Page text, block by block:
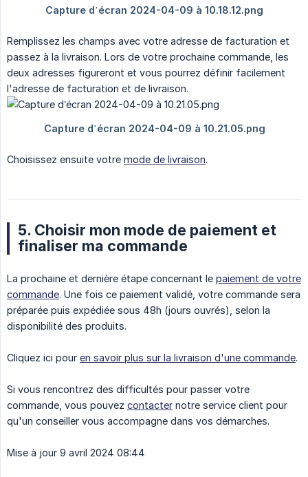
Remplissez les champs avec votre adresse de facturation et
passez à la livraison. Lors de votre prochaine commande, les
deux adresses figureront et vous pourrez définir facilement
l'adresse de facturation et de livraison.
Choisissez ensuite votre mode de livraison.
5. Choisir mon mode de paiement et
finaliser ma commande
La prochaine et dernière étape concernant le paiement de votre
commande. Une fois ce paiement validé, votre commande sera
préparée puis expédiée sous 48h (jours ouvrés), selon la
disponibilité des produits.
Cliquez ici pour en savoir plus sur la livraison d'une commande.
Si vous rencontrez des difficultés pour passer votre
commande, vous pouvez contacter notre service client pour
qu'un conseiller vous accompagne dans vos démarches.
Mise à jour 9 avril 2024 08:44